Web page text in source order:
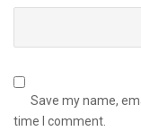
Save my name,
time I comment.